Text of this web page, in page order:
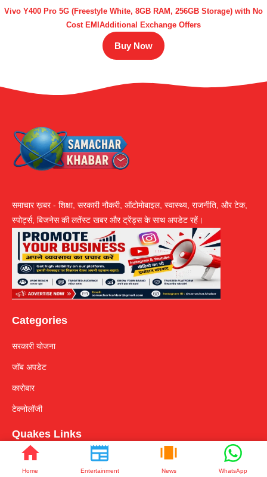
Home Entertainment News WhatsApp
Vivo Y400 Pro 5G (Freestyle White, 8GB RAM, 256GB Storage) with No
Cost EMIAdditional Exchange Offers
Buy Now
समाचार ख़बर - शिक्षा, सरकारी नौकरी, ऑटोमोबाइल, स्वास्थ्य, राजनीति, और टेक,
स्पोर्ट्स, बिजनेस की लतेंस्ट खबर और ट्रेंड्स के साथ अपडेट रहें।
Categories
सरकारी योजना
जॉब अपडेट
कारोबार
टेक्नोलॉजी
Quakes Links
About Us